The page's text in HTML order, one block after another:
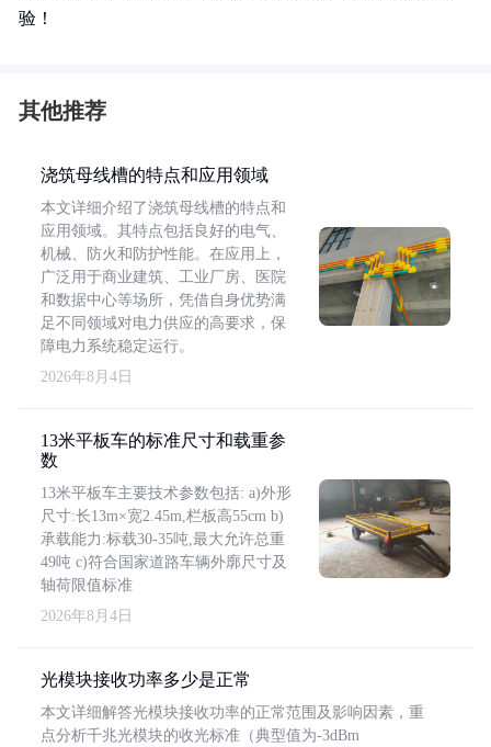
验！
其他推荐
浇筑母线槽的特点和应用领域
本文详细介绍了浇筑母线槽的特点和
应用领域。其特点包括良好的电气、
机械、防火和防护性能。在应用上，
广泛用于商业建筑、工业厂房、医院
和数据中心等场所，凭借自身优势满
足不同领域对电力供应的高要求，保
障电力系统稳定运行。
2026年8月4日
13米平板车的标准尺寸和载重参
数
13米平板车主要技术参数包括: a)外形
尺寸:长13m×宽2.45m,栏板高55cm b)
承载能力:标载30-35吨,最大允许总重
49吨 c)符合国家道路车辆外廓尺寸及
轴荷限值标准
2026年8月4日
光模块接收功率多少是正常
本文详细解答光模块接收功率的正常范围及影响因素，重
点分析千兆光模块的收光标准（典型值为-3dBm